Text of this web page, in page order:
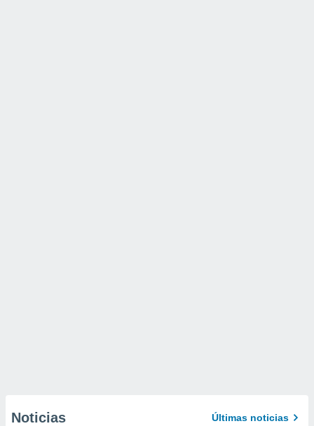
Noticias Últimas noticias